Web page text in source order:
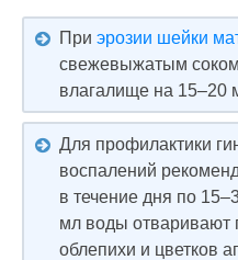
При эрозии шейки
свежевыжатым
влагалище на 15–20
Для профилактики
воспалений
в течение дня по
мл воды отваривают
облепихи и цветков